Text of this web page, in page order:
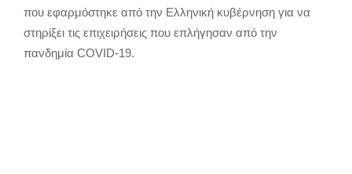
που εφαρμόστηκε από την Ελληνική κυβέρνηση για να
στηρίξει τις επιχειρήσεις που επλήγησαν από την
πανδημία COVID-19.